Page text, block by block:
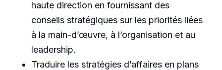
haute direction en fournissant des
conseils stratégiques sur les priorités liées
à la main-d’œuvre, à l’organisation et au
leadership.
Traduire les stratégies d’affaires en plans